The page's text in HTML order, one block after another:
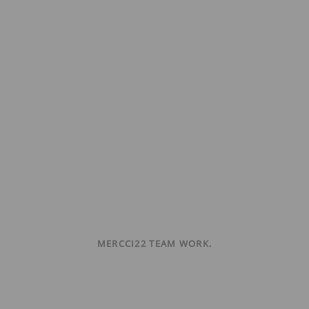
MERCCI22 TEAM WORK.